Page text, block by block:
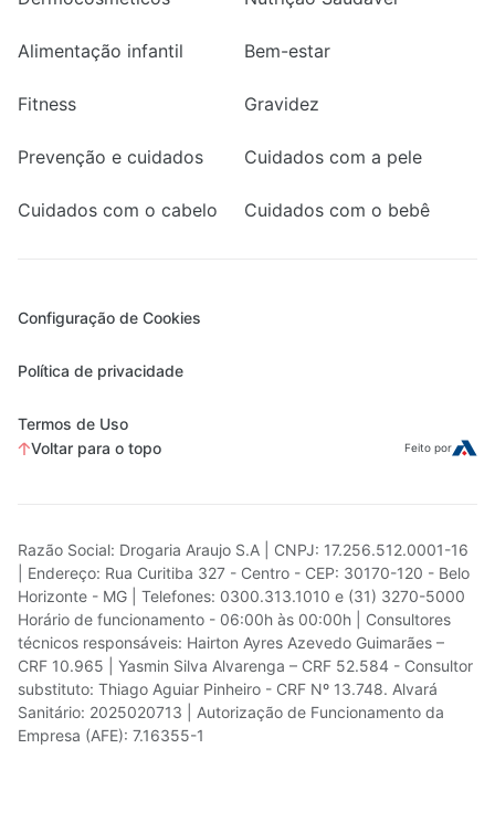
Alimentação infantil Bem-estar
Fitness Gravidez
Prevenção e cuidados Cuidados com a pele
Cuidados com o cabelo Cuidados com o bebê
Configuração de Cookies
Política de privacidade
Termos de Uso
Voltar para o topo
Feito por
Razão Social: Drogaria Araujo S.A | CNPJ: 17.256.512.0001-16
| Endereço: Rua Curitiba 327 - Centro - CEP: 30170-120 - Belo
Horizonte - MG | Telefones: 0300.313.1010 e (31) 3270-5000
Horário de funcionamento - 06:00h às 00:00h | Consultores
técnicos responsáveis: Hairton Ayres Azevedo Guimarães –
CRF 10.965 | Yasmin Silva Alvarenga – CRF 52.584 - Consultor
substituto: Thiago Aguiar Pinheiro - CRF Nº 13.748. Alvará
Sanitário: 2025020713 | Autorização de Funcionamento da
Empresa (AFE): 7.16355-1